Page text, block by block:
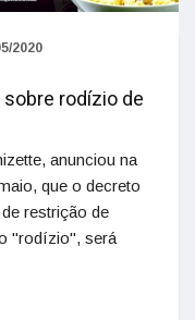
2020
rodízio de
anunciou na
que o decreto
restrição de
"rodízio", será